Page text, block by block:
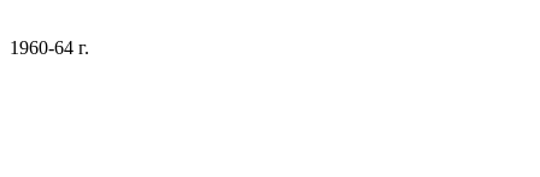
1960-64 г.